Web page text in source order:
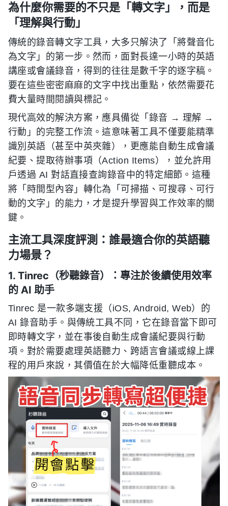
為什麼你需要的不只是「轉文字」，而是
「理解與行動」
傳統的錄音轉文字工具，大多只解決了「將聲音化
為文字」的第一步。然而，面對長達一小時的英語
講座或會議錄音，得到的往往是數千字的逐字稿。
要在這些密密麻麻的文字中找出重點，依然需要花
費大量時間閱讀與標記。
現代高效的解決方案，應具備從「錄音 → 理解 →
行動」的完整工作流。這意味著工具不僅要能精準
識別英語（甚至中英夾雜），更應能自動生成會議
紀要、提取待辦事項（Action Items），並允許用
戶透過 AI 對話直接查詢錄音中的特定細節。這種
將「時間型內容」轉化為「可掃描、可搜尋、可行
動的文字」的能力，才是提升學習與工作效率的關
鍵。
主流工具深度評測：誰最適合你的英語聽
力場景？
1. Tinrec（秒聽錄音）：專注於後續使用效率
的 AI 助手
Tinrec 是一款多端支援（iOS, Android, Web）的
AI 錄音助手。與傳統工具不同，它在錄音當下即可
即時轉文字，並在事後自動生成會議紀要與行動
項。對於需要處理英語聽力、跨語言會議或線上課
程的用戶來說，其價值在於大幅降低重聽成本。